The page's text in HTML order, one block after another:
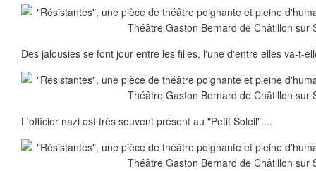
Des jalousies se font jour entre les filles, l'une d'entre elles va-t-
L'officier nazi est très souvent présent au "Petit Soleil"....